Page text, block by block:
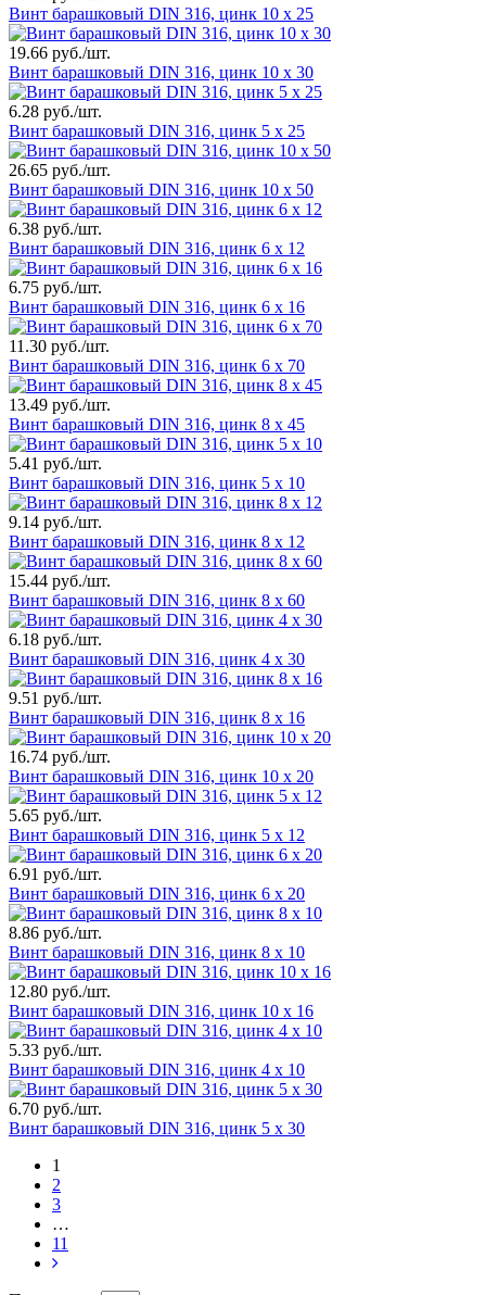
Винт барашковый DIN 316, цинк 10 х 25
19.66 руб./шт.
Винт барашковый DIN 316, цинк 10 х 30
6.28 руб./шт.
Винт барашковый DIN 316, цинк 5 х 25
26.65 руб./шт.
Винт барашковый DIN 316, цинк 10 х 50
6.38 руб./шт.
Винт барашковый DIN 316, цинк 6 х 12
6.75 руб./шт.
Винт барашковый DIN 316, цинк 6 х 16
11.30 руб./шт.
Винт барашковый DIN 316, цинк 6 х 70
13.49 руб./шт.
Винт барашковый DIN 316, цинк 8 х 45
5.41 руб./шт.
Винт барашковый DIN 316, цинк 5 х 10
9.14 руб./шт.
Винт барашковый DIN 316, цинк 8 х 12
15.44 руб./шт.
Винт барашковый DIN 316, цинк 8 х 60
6.18 руб./шт.
Винт барашковый DIN 316, цинк 4 х 30
9.51 руб./шт.
Винт барашковый DIN 316, цинк 8 х 16
16.74 руб./шт.
Винт барашковый DIN 316, цинк 10 х 20
5.65 руб./шт.
Винт барашковый DIN 316, цинк 5 х 12
6.91 руб./шт.
Винт барашковый DIN 316, цинк 6 х 20
8.86 руб./шт.
Винт барашковый DIN 316, цинк 8 х 10
12.80 руб./шт.
Винт барашковый DIN 316, цинк 10 х 16
5.33 руб./шт.
Винт барашковый DIN 316, цинк 4 х 10
6.70 руб./шт.
Винт барашковый DIN 316, цинк 5 х 30
1
2
3
…
11